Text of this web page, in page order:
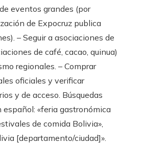
eventos grandes (por
de Expocruz publica
– Seguir a asociaciones de
de café, cacao, quinua)
regionales. – Comprar
oficiales y verificar
y de acceso. Búsquedas
español: «feria gastronómica
de comida Bolivia»,
[departamento/ciudad]».